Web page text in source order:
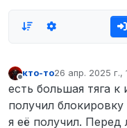
Не в сети
кто-то26 апр. 2025 г.,
есть большая тяга к
получил
я её получил. Перед